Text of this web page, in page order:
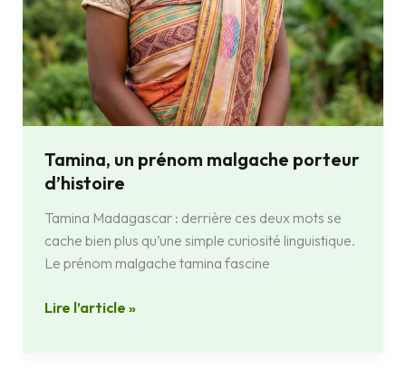
Tamina, un prénom malgache porteur
d’histoire
Tamina Madagascar : derrière ces deux mots se
cache bien plus qu’une simple curiosité linguistique.
Le prénom malgache tamina fascine
Lire l’article »